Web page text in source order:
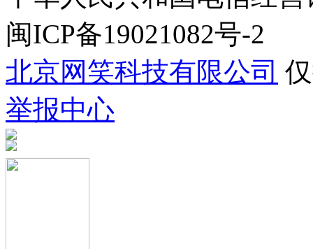
闽ICP备19021082号-2
北京网笑科技有限公司
举报中心